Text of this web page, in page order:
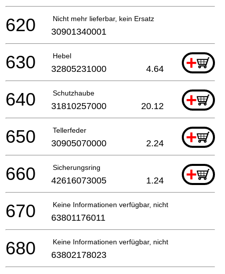
Nicht mehr lieferbar, kein Ersatz
620 30901340001
Hebel +
630 32805231000 4.64
Schutzhaube +
640 31810257000 20.12
Tellerfeder +
650 30905070000 2.24
Sicherungsring +
660 42616073005 1.24
Keine Informationen verfügbar, nicht bestellbar
670 63801176011
Keine Informationen verfügbar, nicht bestellbar
680 63802178023